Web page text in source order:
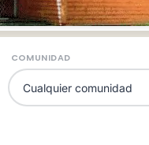
COMUNIDAD